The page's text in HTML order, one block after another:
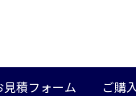
見積フォーム ご購